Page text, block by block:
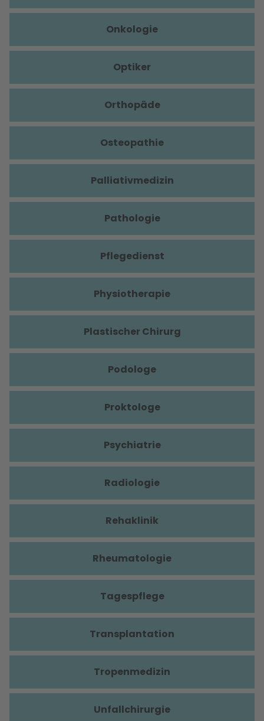
Onkologie
Optiker
Orthopäde
Osteopathie
Palliativmedizin
Pathologie
Pflegedienst
Physiotherapie
Plastischer Chirurg
Podologe
Proktologe
Psychiatrie
Radiologie
Rehaklinik
Rheumatologie
Tagespflege
Transplantation
Tropenmedizin
Unfallchirurgie